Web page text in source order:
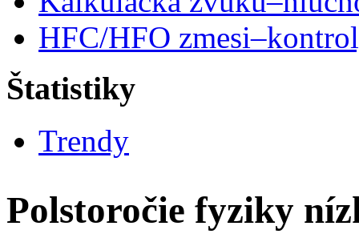
HFC/HFO
Štatistiky
Trendy
Polstoročie fyziky